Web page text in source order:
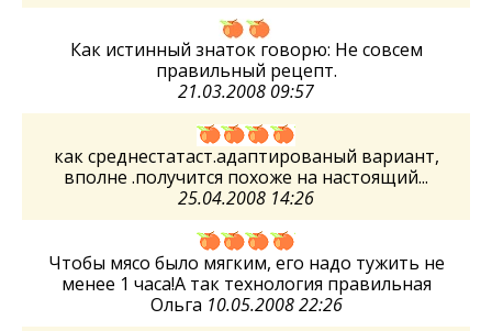
Как истинный знаток говорю: Не совсем
правильный рецепт.
21.03.2008 09:57
как среднестатаст.адаптированый вариант,
вполне .получится похоже на настоящий...
25.04.2008 14:26
Чтобы мясо было мягким, его надо тужить не
менее 1 часа!А так технология правильная
Ольга 10.05.2008 22:26